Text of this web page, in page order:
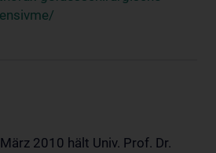
2010 hält Univ. Prof. Dr.